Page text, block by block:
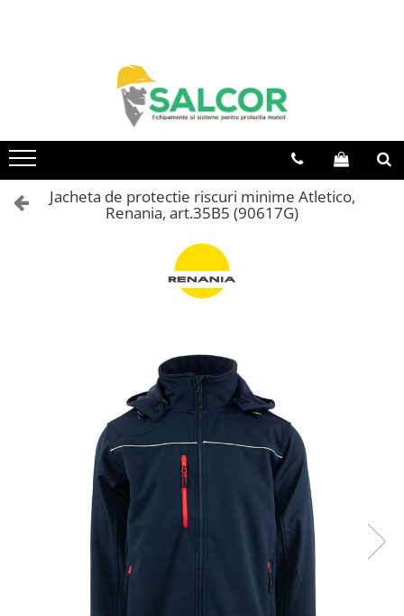
Articole unica folosinta
Camasi
Jachete/Bluze Salopeta
Pantaloni cu pieptar
Pantaloni de lucru
Pantaloni scurti
Pelerine de ploaie
Protectie termica
Jacheta de protectie riscuri minime Atletico,
Renania, art.35B5 (90617G)